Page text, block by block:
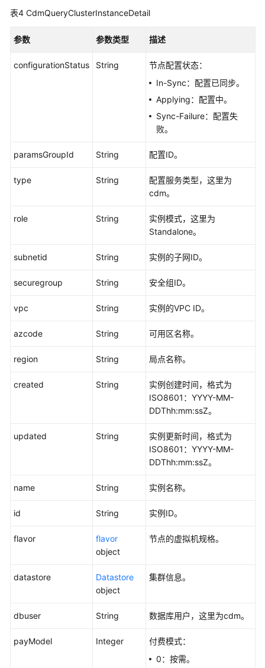
集
ShowClusterDetail
表4 CdmQueryClusterInstanceDetail
参数 参数类型 描述
configurationStatus String
节点配置状态：
In-Sync：配置已同步。
Applying：配置中。
Sync-Failure：配置失
败。
paramsGroupId String 配置ID。
type String
配置服务类型，这里为
cdm。
role String
实例模式，这里为
Standalone。
subnetid String 实例的子网ID。
securegroup String 安全组ID。
vpc String 实例的VPC ID。
azcode String 可用区名称。
region String 局点名称。
created String
实例创建时间，格式为
ISO8601：YYYY-MM-
DDThh:mm:ssZ。
updated String
实例更新时间，格式为
ISO8601：YYYY-MM-
DDThh:mm:ssZ。
name String 实例名称。
id String 实例ID。
flavor
flavor
object
节点的虚拟机规格。
datastore
Datastore
object
集群信息。
dbuser String 数据库用户，这里为cdm。
payModel Integer
付费模式：
0：按需。